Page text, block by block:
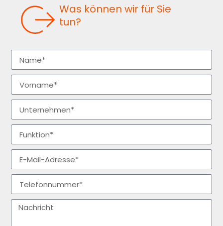
Was können wir für Sie
tun?